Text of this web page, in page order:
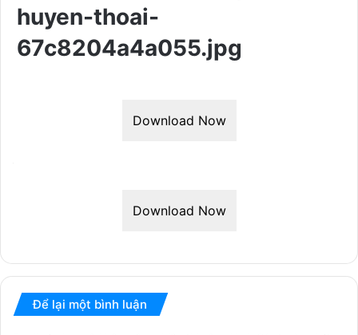
huyen-thoai-
67c8204a4a055.jpg
Download Now
Download Now
Để lại một bình luận